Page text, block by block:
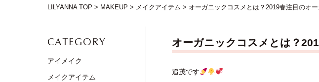
LILYANNA TOP > MAKEUP > メイクアイテム > オーガニックコスメとは？2019春注目のオ
オーガニックコスメとは？
追茂です
CATEGORY
アイメイク
メイクアイテム